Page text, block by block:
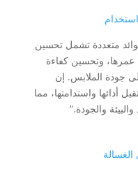
فوائد متعددة تشمل تحسين
عمرها، وتحسين كفاءة
جودة الملابس. إن
أدائها واستدامتها، مما
والجودة.”